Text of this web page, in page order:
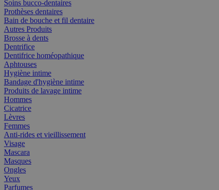
Soins bucco-dentaires
Prothèses dentaires
Bain de bouche et fil dentaire
Autres Produits
Brosse à dents
Dentrifice
Dentifrice homéopathique
Aphtouses
Hygiène intime
Bandage d'hygiène intime
Produits de lavage intime
Hommes
Cicatrice
Lèvres
Femmes
Anti-rides et vieillissement
Visage
Mascara
Masques
Ongles
Yeux
Parfumes